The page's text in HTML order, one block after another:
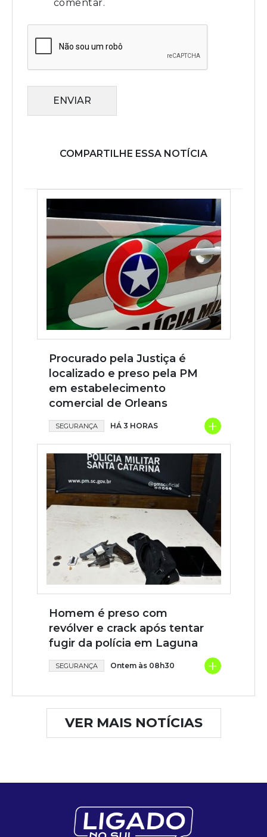
comentar.
ENVIAR
COMPARTILHE ESSA NOTÍCIA
Procurado pela Justiça é
localizado e preso pela PM
em estabelecimento
comercial de Orleans
SEGURANÇA HÁ 3 HORAS +
Homem é preso com
revólver e crack após tentar
fugir da polícia em Laguna
SEGURANÇA Ontem às 08h30 +
VER MAIS NOTÍCIAS